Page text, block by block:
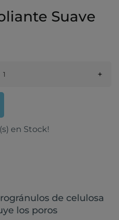
Suave
+
en Stock!
de celulosa
los poros